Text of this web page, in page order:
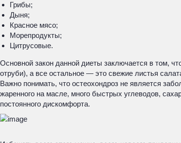
Грибы;
Дыня;
Красное мясо;
Морепродукты;
Цитрусовые.
Основной закон данной диеты заключается в том,
отруби), а все остальное — это свежие листья
Важно понимать, что остеохондроз не является
жаренного на масле, много быстрых углеводов,
постоянного дискомфорта.